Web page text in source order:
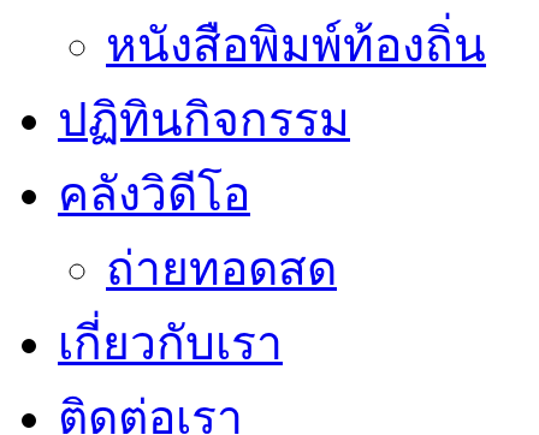
หนังสือพิมพ์ท้องถิ่น
ปฏิทินกิจกรรม
คลังวิดีโอ
ถ่ายทอดสด
เกี่ยวกับเรา
ติดต่อเรา